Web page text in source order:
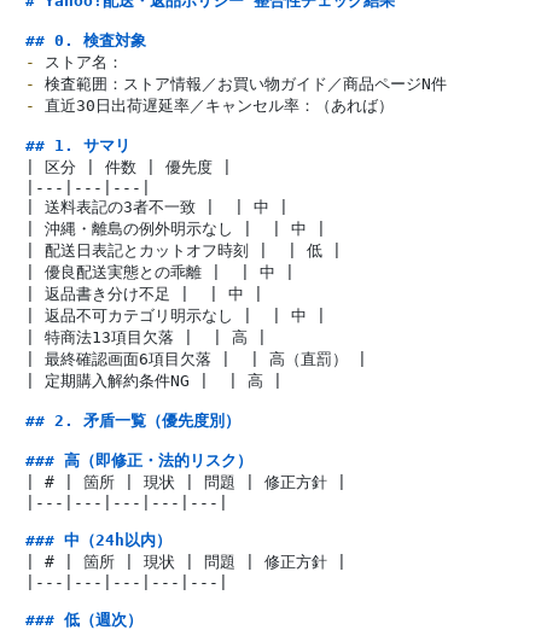
## 0. 検査対象
-
-
-
直近30日出荷遅延率／キャンセル率：（あれば）
## 1. サマリ
| 区分 | 件数 | 優先度 |
|---|---|---|
| 送料表記の3者不一致 |  | 中 |
| 沖縄・離島の例外明示なし |  | 中 |
| 配送日表記とカットオフ時刻 |  | 低 |
| 優良配送実態との乖離 |  | 中 |
| 返品書き分け不足 |  | 中 |
| 返品不可カテゴリ明示なし |  | 中 |
| 特商法13項目欠落 |  | 高 |
| 最終確認画面6項目欠落 |  | 高（直罰） |
| 定期購入解約条件NG |  | 高 |
## 2. 矛盾一覧（優先度別）
### 高（即修正・法的リスク）
| # | 箇所 | 現状 | 問題 | 修正方針 |
|---|---|---|---|---|
### 中（24h以内）
| # | 箇所 | 現状 | 問題 | 修正方針 |
|---|---|---|---|---|
### 低（週次）